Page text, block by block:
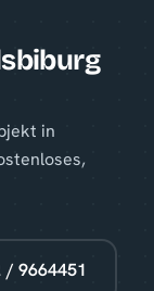
in
/ 9664451